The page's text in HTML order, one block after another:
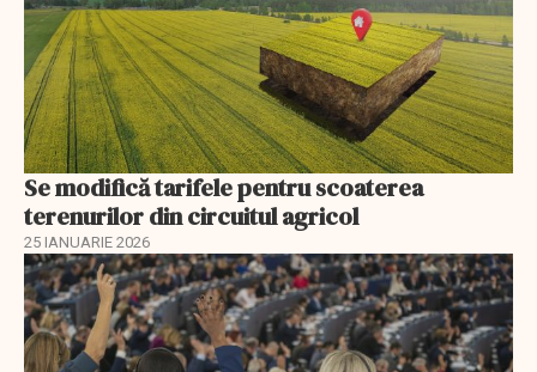
Se modifică tarifele pentru scoaterea
terenurilor din circuitul agricol
25 IANUARIE 2026